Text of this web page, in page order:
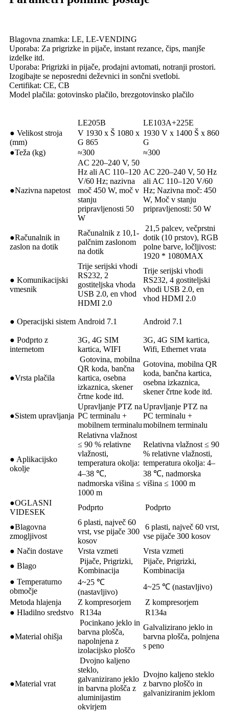
Blagovna znamka: LE, LE-VENDING
Uporaba: Za prigrizke in pijače, instant rezance, čips, manjše
izdelke itd.
Uporaba: Prigrizki in pijače, prodajni avtomati, notranji prostori.
Izogibajte se neposredni deževnici in sončni svetlobi.
Certifikat: CE, CB
Model plačila: gotovinsko plačilo, brezgotovinsko plačilo
LE205B
LE103A+225E
● Velikost stroja
(mm)
V 1930 x Š 1080 x
G 865
1930 V x 1400 Š x 860
G
●Teža (kg)
≈300 ≈300
●Nazivna napetost
AC 220–240 V, 50
Hz ali AC 110–120
V/60 Hz; nazivna
moč 450 W, moč v
stanju
pripravljenosti 50
W
AC 220–240 V, 50 Hz
ali AC 110–120 V/60
Hz; Nazivna moč: 450
W, Moč v stanju
pripravljenosti: 50 W
●Računalnik in
zaslon na dotik
Računalnik z 10,1-
palčnim zaslonom
na dotik
21,5 palcev, večprstni
dotik (10 prstov), ​​RGB
polne barve, ločljivost:
1920 * 1080MAX
● Komunikacijski
vmesnik
Trije serijski vhodi
RS232, 2
gostiteljska vhoda
USB 2.0, en vhod
HDMI 2.0
Trije serijski vhodi
RS232, 4 gostiteljski
vhodi USB 2.0, en
vhod HDMI 2.0
● Operacijski sistem Android 7.1 Android 7.1
● Podprto z
internetom
3G, 4G SIM
kartica, WIFI
3G, 4G SIM kartica,
Wifi, Ethernet vrata
●Vrsta plačila
Gotovina, mobilna
QR koda, bančna
kartica, osebna
izkaznica, skener
črtne kode itd.
Gotovina, mobilna QR
koda, bančna kartica,
osebna izkaznica,
skener črtne kode itd.
●Sistem upravljanja
Upravljanje PTZ na
PC terminalu +
mobilnem terminalu
Upravljanje PTZ na
PC terminalu +
mobilnem terminalu
● Aplikacijsko
okolje
Relativna vlažnost
≤ 90 % relativne
vlažnosti,
temperatura okolja:
4–38 ℃,
nadmorska višina ≤
1000 m
Relativna vlažnost ≤ 90
% relativne vlažnosti,
temperatura okolja: 4–
38 ℃, nadmorska
višina ≤ 1000 m
●OGLASNI
VIDESEK
Podprto Podprto
●Blagovna
zmogljivost
6 plasti, največ 60
vrst, vse pijače 300
kosov
6 plasti, največ 60 vrst,
vse pijače 300 kosov
● Način dostave
Vrsta vzmeti
Vrsta vzmeti
● Blago
Pijače, Prigrizki,
Kombinacija
Pijače, Prigrizki,
Kombinacija
● Temperaturno
območje
4~25 ℃
(nastavljivo)
4~25 ℃ (nastavljivo)
Metoda hlajenja
Z kompresorjem
Z kompresorjem
● Hladilno sredstvo
R134a R134a
●Material ohišja
Pocinkano jeklo in
barvna plošča,
napolnjena z
izolacijsko ploščo
Galvalizirano jeklo in
barvna plošča, polnjena
s peno
●Material vrat
Dvojno kaljeno
steklo,
galvanizirano jeklo
in barvna plošča z
aluminijastim
okvirjem
Dvojno kaljeno steklo
z barvno ploščo in
galvaniziranim jeklom